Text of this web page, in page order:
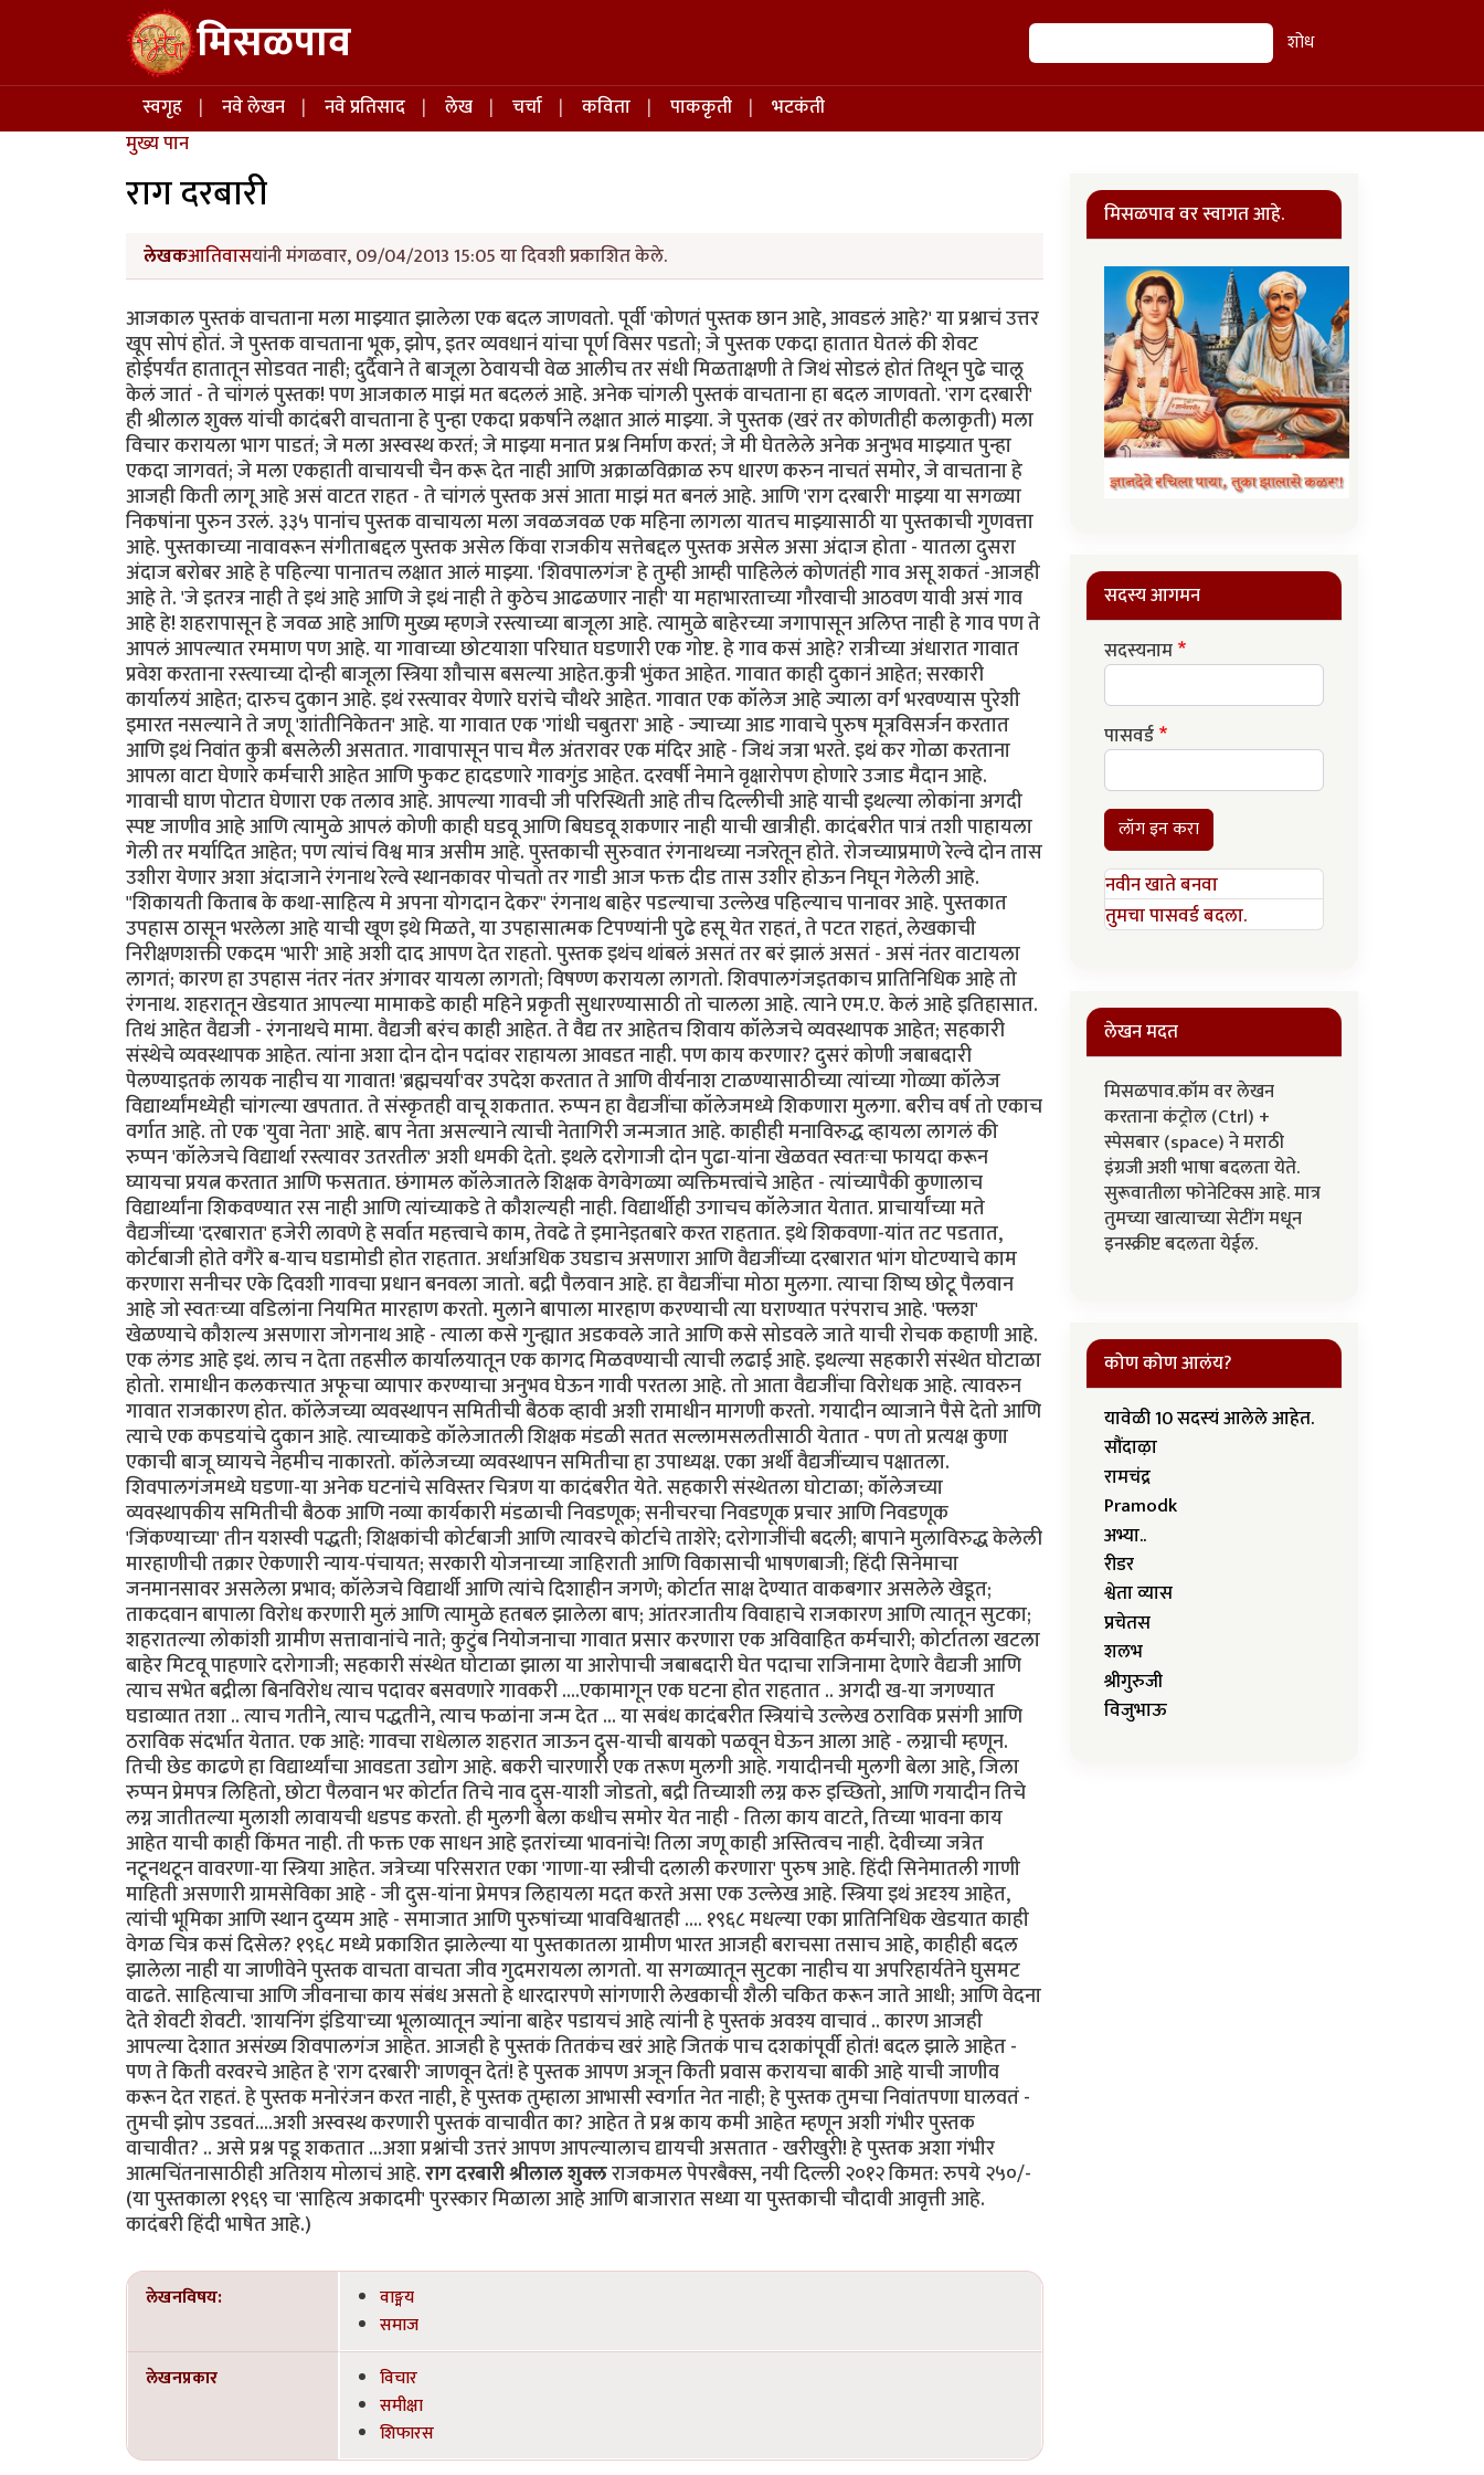
Skip to main content मिसळपाव शोध शोध
Main navigation
स्वगृह नवे लेखन नवे प्रतिसाद लेख चर्चा कविता पाककृती
भटकंती
मुख्य पान
राग दरबारी
लेखकआतिवासयांनी मंगळवार, 09/04/2013 15:05 या दिवशी प्रकाशित केले.
आजकाल पुस्तकं वाचताना मला माझ्यात झालेला एक बदल जाणवतो. पूर्वी 'कोणतं पुस्तक छान आहे, आवडलं आहे?' या प्रश्नाचं उत्तर
खूप सोपं होतं. जे पुस्तक वाचताना भूक, झोप, इतर व्यवधानं यांचा पूर्ण विसर पडतो; जे पुस्तक एकदा हातात घेतलं की शेवट
होईपर्यंत हातातून सोडवत नाही; दुर्दैवाने ते बाजूला ठेवायची वेळ आलीच तर संधी मिळताक्षणी ते जिथं सोडलं होतं तिथून पुढे चालू
केलं जातं - ते चांगलं पुस्तक! पण आजकाल माझं मत बदललं आहे. अनेक चांगली पुस्तकं वाचताना हा बदल जाणवतो. 'राग दरबारी'
ही श्रीलाल शुक्ल यांची कादंबरी वाचताना हे पुन्हा एकदा प्रकर्षाने लक्षात आलं माझ्या. जे पुस्तक (खरं तर कोणतीही कलाकृती) मला
विचार करायला भाग पाडतं; जे मला अस्वस्थ करतं; जे माझ्या मनात प्रश्न निर्माण करतं; जे मी घेतलेले अनेक अनुभव माझ्यात पुन्हा
एकदा जागवतं; जे मला एकहाती वाचायची चैन करू देत नाही आणि अक्राळविक्राळ रुप धारण करुन नाचतं समोर, जे वाचताना हे
आजही किती लागू आहे असं वाटत राहत - ते चांगलं पुस्तक असं आता माझं मत बनलं आहे. आणि 'राग दरबारी' माझ्या या सगळ्या
निकषांना पुरुन उरलं. ३३५ पानांच पुस्तक वाचायला मला जवळजवळ एक महिना लागला यातच माझ्यासाठी या पुस्तकाची गुणवत्ता
आहे. पुस्तकाच्या नावावरून संगीताबद्दल पुस्तक असेल किंवा राजकीय सत्तेबद्दल पुस्तक असेल असा अंदाज होता - यातला दुसरा
अंदाज बरोबर आहे हे पहिल्या पानातच लक्षात आलं माझ्या. 'शिवपालगंज' हे तुम्ही आम्ही पाहिलेलं कोणतंही गाव असू शकतं -आजही
आहे ते. 'जे इतरत्र नाही ते इथं आहे आणि जे इथं नाही ते कुठेच आढळणार नाही' या महाभारताच्या गौरवाची आठवण यावी असं गाव
आहे हे! शहरापासून हे जवळ आहे आणि मुख्य म्हणजे रस्त्याच्या बाजूला आहे. त्यामुळे बाहेरच्या जगापासून अलिप्त नाही हे गाव पण ते
आपलं आपल्यात रममाण पण आहे. या गावाच्या छोटयाशा परिघात घडणारी एक गोष्ट. हे गाव कसं आहे? रात्रीच्या अंधारात गावात
प्रवेश करताना रस्त्याच्या दोन्ही बाजूला स्त्रिया शौचास बसल्या आहेत.कुत्री भुंकत आहेत. गावात काही दुकानं आहेत; सरकारी
कार्यालयं आहेत; दारुच दुकान आहे. इथं रस्त्यावर येणारे घरांचे चौथरे आहेत. गावात एक कॉलेज आहे ज्याला वर्ग भरवण्यास पुरेशी
इमारत नसल्याने ते जणू 'शांतीनिकेतन' आहे. या गावात एक 'गांधी चबुतरा' आहे - ज्याच्या आड गावाचे पुरुष मूत्रविसर्जन करतात
आणि इथं निवांत कुत्री बसलेली असतात. गावापासून पाच मैल अंतरावर एक मंदिर आहे - जिथं जत्रा भरते. इथं कर गोळा करताना
आपला वाटा घेणारे कर्मचारी आहेत आणि फुकट हादडणारे गावगुंड आहेत. दरवर्षी नेमाने वृक्षारोपण होणारे उजाड मैदान आहे.
गावाची घाण पोटात घेणारा एक तलाव आहे. आपल्या गावची जी परिस्थिती आहे तीच दिल्लीची आहे याची इथल्या लोकांना अगदी
स्पष्ट जाणीव आहे आणि त्यामुळे आपलं कोणी काही घडवू आणि बिघडवू शकणार नाही याची खात्रीही. कादंबरीत पात्रं तशी पाहायला
गेली तर मर्यादित आहेत; पण त्यांचं विश्व मात्र असीम आहे. पुस्तकाची सुरुवात रंगनाथच्या नजरेतून होते. रोजच्याप्रमाणे रेल्वे दोन तास
उशीरा येणार अशा अंदाजाने रंगनाथ रेल्वे स्थानकावर पोचतो तर गाडी आज फक्त दीड तास उशीर होऊन निघून गेलेली आहे.
"शिकायती किताब के कथा-साहित्य मे अपना योगदान देकर" रंगनाथ बाहेर पडल्याचा उल्लेख पहिल्याच पानावर आहे. पुस्तकात
उपहास ठासून भरलेला आहे याची खूण इथे मिळते, या उपहासात्मक टिपण्यांनी पुढे हसू येत राहतं, ते पटत राहतं, लेखकाची
निरीक्षणशक्ती एकदम 'भारी' आहे अशी दाद आपण देत राहतो. पुस्तक इथंच थांबलं असतं तर बरं झालं असतं - असं नंतर वाटायला
लागतं; कारण हा उपहास नंतर नंतर अंगावर यायला लागतो; विषण्ण करायला लागतो. शिवपालगंजइतकाच प्रातिनिधिक आहे तो
रंगनाथ. शहरातून खेडयात आपल्या मामाकडे काही महिने प्रकृती सुधारण्यासाठी तो चालला आहे. त्याने एम.ए. केलं आहे इतिहासात.
तिथं आहेत वैद्यजी - रंगनाथचे मामा. वैद्यजी बरंच काही आहेत. ते वैद्य तर आहेतच शिवाय कॉलेजचे व्यवस्थापक आहेत; सहकारी
संस्थेचे व्यवस्थापक आहेत. त्यांना अशा दोन दोन पदांवर राहायला आवडत नाही. पण काय करणार? दुसरं कोणी जबाबदारी
पेलण्याइतकं लायक नाहीच या गावात! 'ब्रह्मचर्या'वर उपदेश करतात ते आणि वीर्यनाश टाळण्यासाठीच्या त्यांच्या गोळ्या कॉलेज
विद्यार्थ्यांमध्येही चांगल्या खपतात. ते संस्कृतही वाचू शकतात. रुप्पन हा वैद्यजींचा कॉलेजमध्ये शिकणारा मुलगा. बरीच वर्ष तो एकाच
वर्गात आहे. तो एक 'युवा नेता' आहे. बाप नेता असल्याने त्याची नेतागिरी जन्मजात आहे. काहीही मनाविरुद्ध व्हायला लागलं की
रुप्पन 'कॉलेजचे विद्यार्था रस्त्यावर उतरतील' अशी धमकी देतो. इथले दरोगाजी दोन पुढा-यांना खेळवत स्वतःचा फायदा करून
घ्यायचा प्रयत्न करतात आणि फसतात. छंगामल कॉलेजातले शिक्षक वेगवेगळ्या व्यक्तिमत्त्वांचे आहेत - त्यांच्यापैकी कुणालाच
विद्यार्थ्यांना शिकवण्यात रस नाही आणि त्यांच्याकडे ते कौशल्यही नाही. विद्यार्थीही उगाचच कॉलेजात येतात. प्राचार्यांच्या मते
वैद्यजींच्या 'दरबारात' हजेरी लावणे हे सर्वात महत्त्वाचे काम, तेवढे ते इमानेइतबारे करत राहतात. इथे शिकवणा-यांत तट पडतात,
कोर्टबाजी होते वगैरे ब-याच घडामोडी होत राहतात. अर्धाअधिक उघडाच असणारा आणि वैद्यजींच्या दरबारात भांग घोटण्याचे काम
करणारा सनीचर एके दिवशी गावचा प्रधान बनवला जातो. बद्री पैलवान आहे. हा वैद्यजींचा मोठा मुलगा. त्याचा शिष्य छोटू पैलवान
आहे जो स्वतःच्या वडिलांना नियमित मारहाण करतो. मुलाने बापाला मारहाण करण्याची त्या घराण्यात परंपराच आहे. 'फ्लश'
खेळण्याचे कौशल्य असणारा जोगनाथ आहे - त्याला कसे गुन्ह्यात अडकवले जाते आणि कसे सोडवले जाते याची रोचक कहाणी आहे.
एक लंगड आहे इथं. लाच न देता तहसील कार्यालयातून एक कागद मिळवण्याची त्याची लढाई आहे. इथल्या सहकारी संस्थेत घोटाळा
होतो. रामाधीन कलकत्त्यात अफूचा व्यापार करण्याचा अनुभव घेऊन गावी परतला आहे. तो आता वैद्यजींचा विरोधक आहे. त्यावरुन
गावात राजकारण होत. कॉलेजच्या व्यवस्थापन समितीची बैठक व्हावी अशी रामाधीन मागणी करतो. गयादीन व्याजाने पैसे देतो आणि
त्याचे एक कपडयांचे दुकान आहे. त्याच्याकडे कॉलेजातली शिक्षक मंडळी सतत सल्लामसलतीसाठी येतात - पण तो प्रत्यक्ष कुणा
एकाची बाजू घ्यायचे नेहमीच नाकारतो. कॉलेजच्या व्यवस्थापन समितीचा हा उपाध्यक्ष. एका अर्थी वैद्यजींच्याच पक्षातला.
शिवपालगंजमध्ये घडणा-या अनेक घटनांचे सविस्तर चित्रण या कादंबरीत येते. सहकारी संस्थेतला घोटाळा; कॉलेजच्या
व्यवस्थापकीय समितीची बैठक आणि नव्या कार्यकारी मंडळाची निवडणूक; सनीचरचा निवडणूक प्रचार आणि निवडणूक
'जिंकण्याच्या' तीन यशस्वी पद्धती; शिक्षकांची कोर्टबाजी आणि त्यावरचे कोर्टाचे ताशेरे; दरोगाजींची बदली; बापाने मुलाविरुद्ध केलेली
मारहाणीची तक्रार ऐकणारी न्याय-पंचायत; सरकारी योजनाच्या जाहिराती आणि विकासाची भाषणबाजी; हिंदी सिनेमाचा
जनमानसावर असलेला प्रभाव; कॉलेजचे विद्यार्थी आणि त्यांचे दिशाहीन जगणे; कोर्टात साक्ष देण्यात वाकबगार असलेले खेडूत;
ताकदवान बापाला विरोध करणारी मुलं आणि त्यामुळे हतबल झालेला बाप; आंतरजातीय विवाहाचे राजकारण आणि त्यातून सुटका;
शहरातल्या लोकांशी ग्रामीण सत्तावानांचे नाते; कुटुंब नियोजनाचा गावात प्रसार करणारा एक अविवाहित कर्मचारी; कोर्टातला खटला
बाहेर मिटवू पाहणारे दरोगाजी; सहकारी संस्थेत घोटाळा झाला या आरोपाची जबाबदारी घेत पदाचा राजिनामा देणारे वैद्यजी आणि
त्याच सभेत बद्रीला बिनविरोध त्याच पदावर बसवणारे गावकरी ....एकामागून एक घटना होत राहतात .. अगदी ख-या जगण्यात
घडाव्यात तशा .. त्याच गतीने, त्याच पद्धतीने, त्याच फळांना जन्म देत ... या सबंध कादंबरीत स्त्रियांचे उल्लेख ठराविक प्रसंगी आणि
ठराविक संदर्भात येतात. एक आहे: गावचा राधेलाल शहरात जाऊन दुस-याची बायको पळवून घेऊन आला आहे - लग्नाची म्हणून.
तिची छेड काढणे हा विद्यार्थ्यांचा आवडता उद्योग आहे. बकरी चारणारी एक तरूण मुलगी आहे. गयादीनची मुलगी बेला आहे, जिला
रुप्पन प्रेमपत्र लिहितो, छोटा पैलवान भर कोर्टात तिचे नाव दुस-याशी जोडतो, बद्री तिच्याशी लग्न करु इच्छितो, आणि गयादीन तिचे
लग्न जातीतल्या मुलाशी लावायची धडपड करतो. ही मुलगी बेला कधीच समोर येत नाही - तिला काय वाटते, तिच्या भावना काय
आहेत याची काही किंमत नाही. ती फक्त एक साधन आहे इतरांच्या भावनांचे! तिला जणू काही अस्तित्वच नाही. देवीच्या जत्रेत
नटूनथटून वावरणा-या स्त्रिया आहेत. जत्रेच्या परिसरात एका 'गाणा-या स्त्रीची दलाली करणारा' पुरुष आहे. हिंदी सिनेमातली गाणी
माहिती असणारी ग्रामसेविका आहे - जी दुस-यांना प्रेमपत्र लिहायला मदत करते असा एक उल्लेख आहे. स्त्रिया इथं अदृश्य आहेत,
त्यांची भूमिका आणि स्थान दुय्यम आहे - समाजात आणि पुरुषांच्या भावविश्वातही .... १९६८ मधल्या एका प्रातिनिधिक खेडयात काही
वेगळ चित्र कसं दिसेल? १९६८ मध्ये प्रकाशित झालेल्या या पुस्तकातला ग्रामीण भारत आजही बराचसा तसाच आहे, काहीही बदल
झालेला नाही या जाणीवेने पुस्तक वाचता वाचता जीव गुदमरायला लागतो. या सगळ्यातून सुटका नाहीच या अपरिहार्यतेने घुसमट
वाढते. साहित्याचा आणि जीवनाचा काय संबंध असतो हे धारदारपणे सांगणारी लेखकाची शैली चकित करून जाते आधी; आणि वेदना
देते शेवटी शेवटी. 'शायनिंग इंडिया'च्या भूलाव्यातून ज्यांना बाहेर पडायचं आहे त्यांनी हे पुस्तकं अवश्य वाचावं .. कारण आजही
आपल्या देशात असंख्य शिवपालगंज आहेत. आजही हे पुस्तकं तितकंच खरं आहे जितकं पाच दशकांपूर्वी होतं! बदल झाले आहेत -
पण ते किती वरवरचे आहेत हे 'राग दरबारी' जाणवून देतं! हे पुस्तक आपण अजून किती प्रवास करायचा बाकी आहे याची जाणीव
करून देत राहतं. हे पुस्तक मनोरंजन करत नाही, हे पुस्तक तुम्हाला आभासी स्वर्गात नेत नाही; हे पुस्तक तुमचा निवांतपणा घालवतं -
तुमची झोप उडवतं....अशी अस्वस्थ करणारी पुस्तकं वाचावीत का? आहेत ते प्रश्न काय कमी आहेत म्हणून अशी गंभीर पुस्तक
वाचावीत? .. असे प्रश्न पडू शकतात ...अशा प्रश्नांची उत्तरं आपण आपल्यालाच द्यायची असतात - खरीखुरी! हे पुस्तक अशा गंभीर
आत्मचिंतनासाठीही अतिशय मोलाचं आहे.राग दरबारी श्रीलाल शुक्लराजकमल पेपरबैक्स, नयी दिल्ली २०१२ किमत: रुपये २५०/-
(या पुस्तकाला १९६९ चा 'साहित्य अकादमी' पुरस्कार मिळाला आहे आणि बाजारात सध्या या पुस्तकाची चौदावी आवृत्ती आहे.
कादंबरी हिंदी भाषेत आहे.)
लेखनविषय:
वाङ्मय
समाज
लेखनप्रकार
विचार
समीक्षा
शिफारस
मिसळपाव वर स्वागत आहे.
सदस्य आगमन
सदस्यनाम
पासवर्ड
लॉग इन करा
नवीन खाते बनवा
तुमचा पासवर्ड बदला.
लेखन मदत
मिसळपाव.कॉम वर लेखन
करताना कंट्रोल (Ctrl) +
स्पेसबार (space) ने मराठी
इंग्रजी अशी भाषा बदलता येते.
सुरूवातीला फोनेटिक्स आहे. मात्र
तुमच्या खात्याच्या सेटींग मधून
इनस्क्रीप्ट बदलता येईल.
कोण कोण आलंय?
यावेळी 10 सदस्यं आलेले आहेत.
सौंदाऴा
रामचंद्र
Pramodk
अभ्या..
रीडर
श्वेता व्यास
प्रचेतस
शलभ
श्रीगुरुजी
विजुभाऊ